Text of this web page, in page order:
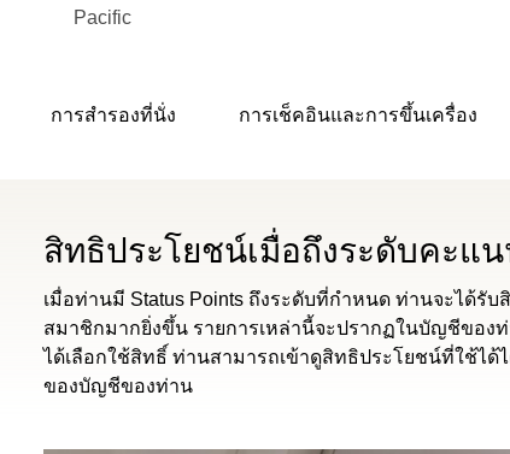
Pacific
การสำรองที่นั่ง การเช็คอินและการขึ้นเครื่อง
สิทธิประโยชน์เมื่อถึงระดับคะแ
เมื่อท่านมี Status Points ถึงระดับที่กำหนด ท่านจะได้รับ
สมาชิกมากยิ่งขึ้น รายการเหล่านี้จะปรากฏในบัญชีของ
ได้เลือกใช้สิทธิ์ ท่านสามารถเข้าดูสิทธิประโยชน์ที่ใช้ได้
ของบัญชีของท่าน